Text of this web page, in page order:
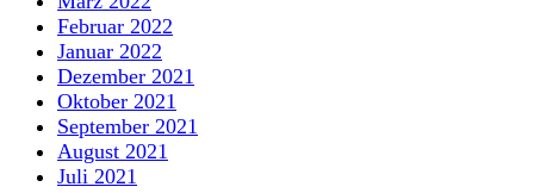
Februar 2022
Januar 2022
Dezember 2021
Oktober 2021
September 2021
August 2021
Juli 2021